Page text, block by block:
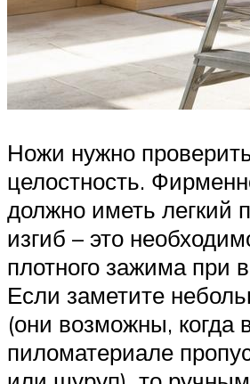
Ножи нужно
целостность.
должно иметь легкий
изгиб – это
плотного зажима при
Если заметите
(они возможны, когда
пиломатериале